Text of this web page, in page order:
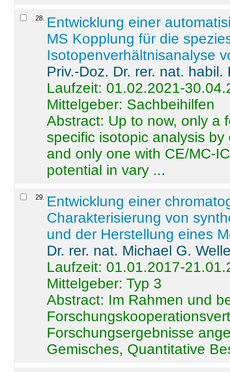
28. Entwicklung einer
MS Kopplung für die
Isotopenverhältnisanalyse
Priv.-Doz. Dr. rer. nat.
Laufzeit: 01.02.2021-
Mittelgeber: Sachbeihilfen
Abstract: Up to now, only a
specific isotopic analysis
and only one with CE/MC-
potential in vary ...
29. Entwicklung einer
Charakterisierung von
und der Herstellung eines
Dr. rer. nat. Michael G.
Laufzeit: 01.01.2017-
Mittelgeber: Typ 3
Abstract: Im Rahmen und
Forschungsergebnisse
Gemisches, Quantitative